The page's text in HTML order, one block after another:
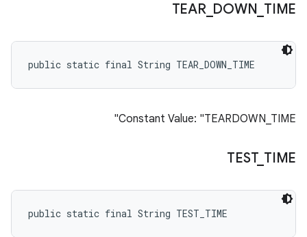
TEAR_ DOWN TIME
public static final String TEAR_DOWN_TIME
Constant Value: "TEARDOWN_TIME"
TEST_ TIME
public static final String TEST_TIME